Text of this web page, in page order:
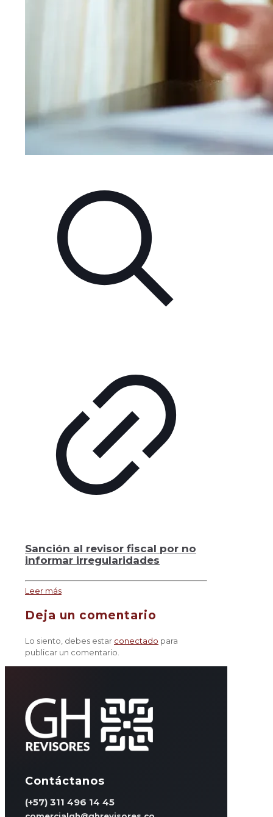
Sanción al revisor fiscal por no
informar irregularidades
Leer más
Deja un comentario
Lo siento, debes estar conectado para
publicar un comentario.
Contáctanos
(+57) 311 496 14 45